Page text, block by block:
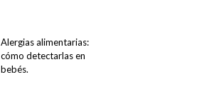
Alergias alimentarias:
cómo detectarlas en
bebés.